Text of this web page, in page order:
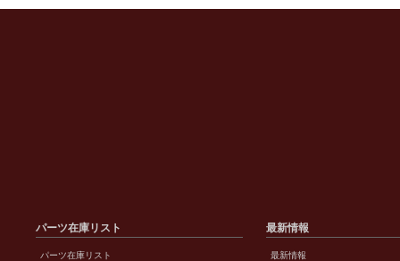
パーツ在庫リスト
パーツ在庫リスト
最新情報
最新情報